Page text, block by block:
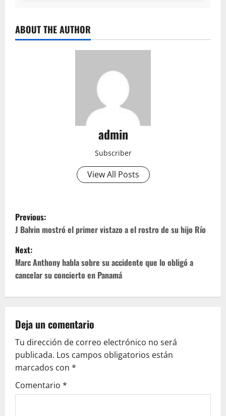
ABOUT THE AUTHOR
admin
Subscriber
View All Posts
P
o
s
t
n
a
v
i
g
Previous:
J Balvin mostró el primer vistazo a el rostro de su hijo Río
Next:
Marc Anthony habla sobre su accidente que lo obligó a
cancelar su concierto en Panamá
Deja un comentario
Tu dirección de correo electrónico no será
publicada. Los campos obligatorios están
marcados con *
Comentario *